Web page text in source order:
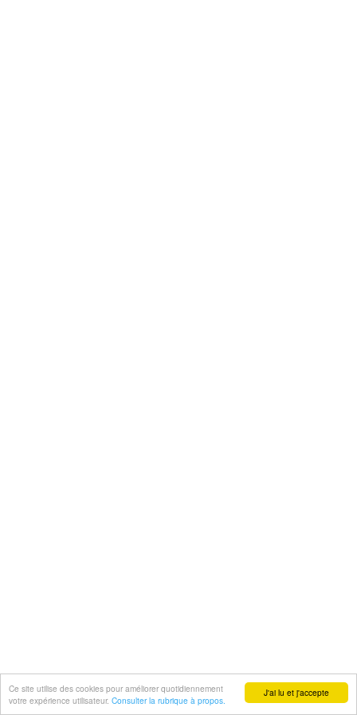
J'ai lu et j'accepte
Ce site utilise des cookies pour améliorer quotidiennement
votre expérience utilisateur. Consulter la rubrique à propos.